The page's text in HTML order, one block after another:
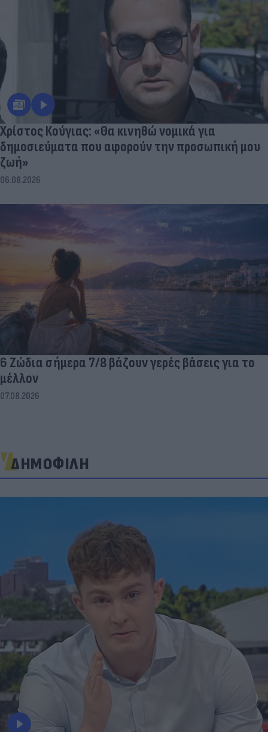
Χρίστος Κούγιας: «Θα κινηθώ νομικά για
δημοσιεύματα που αφορούν την προσωπική μου
ζωή»
06.08.2026
6 Ζώδια σήμερα 7/8 βάζουν γερές βάσεις για το
μέλλον
07.08.2026
ΔΗΜΟΦΙΛΗ